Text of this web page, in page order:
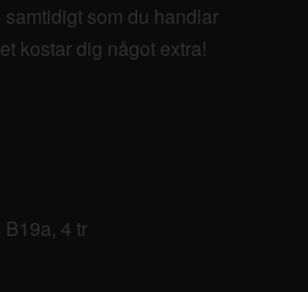
som du handlar
kostar dig något extra!
4 tr